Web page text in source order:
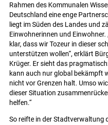
Rahmen des Kommunalen
Deutschland eine enge
liegt im Süden des Landes und
Einwohnerinnen und
klar, dass wir Tozeur in dieser
unterstützen wollen“, erklärt
Krüger. Er sieht das
kann auch nur global bekämpft
nicht vor Grenzen halt. Umso
dieser Situation
helfen.“
So reifte in der Stadtverwaltung